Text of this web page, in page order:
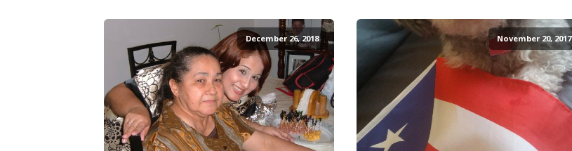
December 26, 2018 November 20, 2017